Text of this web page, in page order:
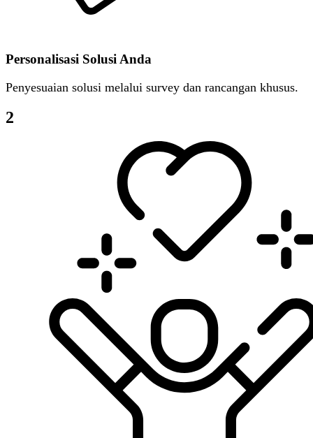
Personalisasi Solusi Anda
Penyesuaian solusi melalui survey dan rancangan khusus.
2